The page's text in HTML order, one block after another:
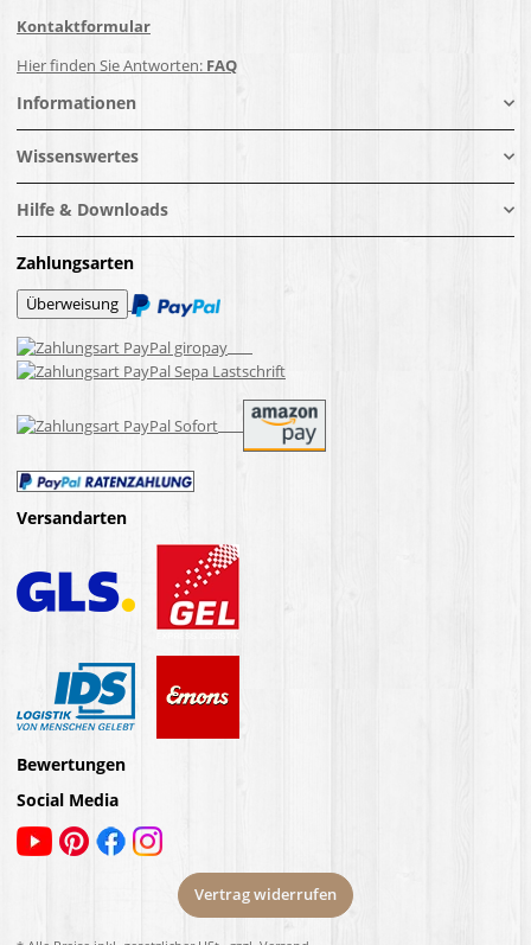
Kontaktformular
Hier finden Sie Antworten: FAQ
Informationen
Wissenswertes
Hilfe & Downloads
Zahlungsarten
Versandarten
Bewertungen
Social Media
Vertrag widerrufen